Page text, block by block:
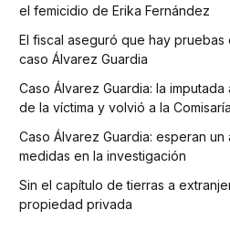
el femicidio de Erika Fernández
El fiscal aseguró que hay
caso Álvarez Guardia
Caso Álvarez Guardia: la
de la víctima y volvió a la Comisaría
Caso Álvarez Guardia: esperan un
medidas en la investigación
Sin el capítulo de tierras a
propiedad privada